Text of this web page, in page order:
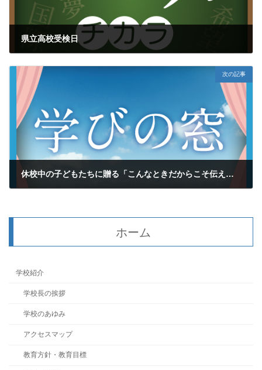
県立高校受検日
次の記事
休校中の子どもたちに贈る「こんなときだからこそ伝えたいこと」①
ホーム
学校紹介
学校長の挨拶
学校のあゆみ
アクセスマップ
教育方針・教育目標